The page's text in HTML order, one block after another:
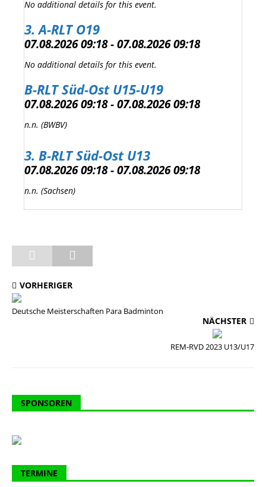
No additional details for this event.
3. A-RLT O19
07.08.2026 09:18 - 07.08.2026 09:18
No additional details for this event.
B-RLT Süd-Ost U15-U19
07.08.2026 09:18 - 07.08.2026 09:18
n.n. (BWBV)
3. B-RLT Süd-Ost U13
07.08.2026 09:18 - 07.08.2026 09:18
n.n. (Sachsen)
VORHERIGER
Deutsche Meisterschaften Para Badminton
NÄCHSTER
REM-RVD 2023 U13/U17
SPONSOREN
TERMINE